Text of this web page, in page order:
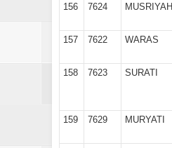
156
7624 MUSRIYAH
157
7622 WARAS
158
7623 SURATI
159
7629 MURYATI